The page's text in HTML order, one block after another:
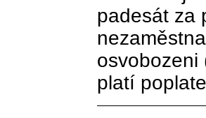
padesát za
osvobozeni
platí